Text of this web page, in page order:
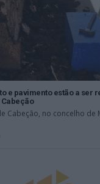
e pavimento estão a ser
Cabeção, no concelho de